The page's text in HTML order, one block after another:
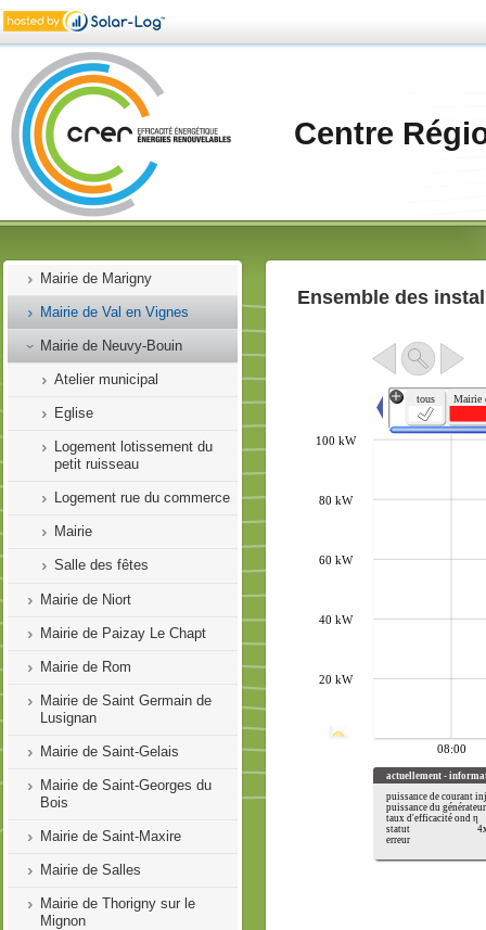
Centre
Mairie d'Aiffres
Mairie d'Arvert
Mairie d'Aubigné
Mairie de Bressuire
Mairie de Champdeniers Saint-
Denis
Mairie de Clessé
Mairie de Marigny
Mairie de Val en Vignes
Mairie de Neuvy-Bouin
Atelier municipal
Eglise
Logement lotissement du
petit ruisseau
Logement rue du commerce
Mairie
Salle des fêtes
Mairie de Niort
Mairie de Paizay Le Chapt
Mairie de Rom
Mairie de Saint Germain de
Lusignan
Mairie de Saint-Gelais
Mairie de Saint-Georges du
Bois
Mairie de Saint-Maxire
Mairie de Salles
Mairie de Thorigny sur le
Mignon
Ensemble des